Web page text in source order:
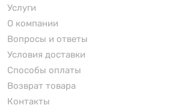
Услуги
О компании
Вопросы и ответы
Условия доставки
Способы оплаты
Возврат товара
Контакты